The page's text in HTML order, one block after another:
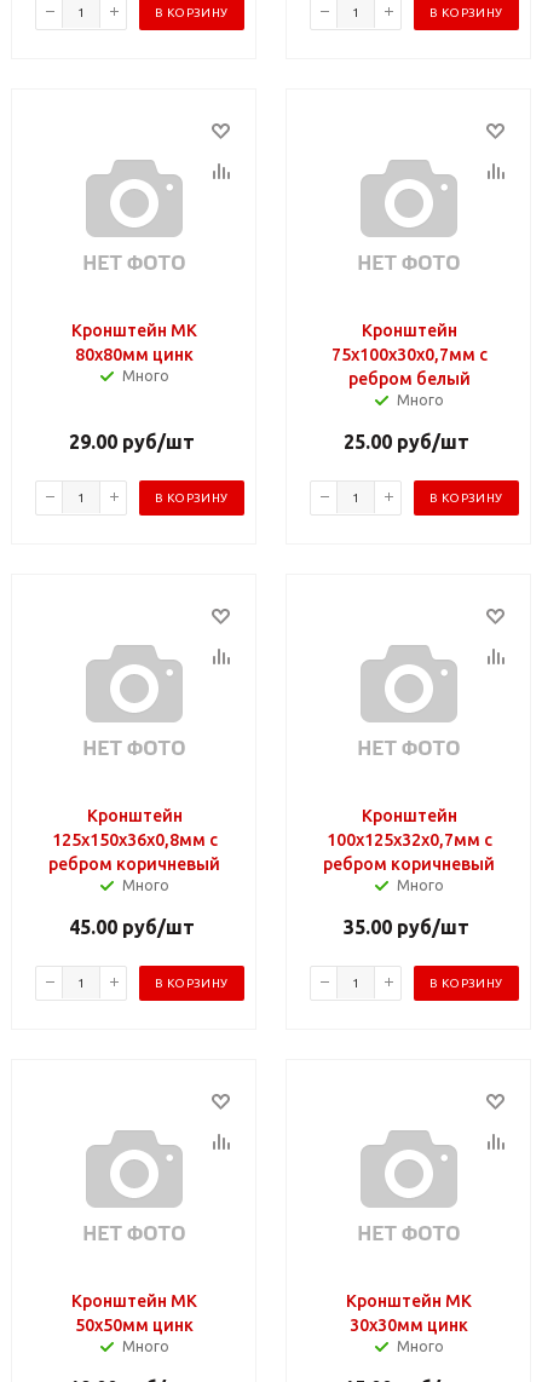
В КОРЗИНУ В КОРЗИНУ
Кронштейн МК
80х80мм цинк
Много
29.00 руб/шт
В КОРЗИНУ
Кронштейн
75х100х30х0,7мм с
ребром белый
Много
25.00 руб/шт
В КОРЗИНУ
Кронштейн
125х150х36х0,8мм с
ребром коричневый
Много
45.00 руб/шт
В КОРЗИНУ
Кронштейн
100х125х32х0,7мм с
ребром коричневый
Много
35.00 руб/шт
В КОРЗИНУ
Кронштейн МК
50х50мм цинк
Много
Кронштейн МК
30х30мм цинк
Много